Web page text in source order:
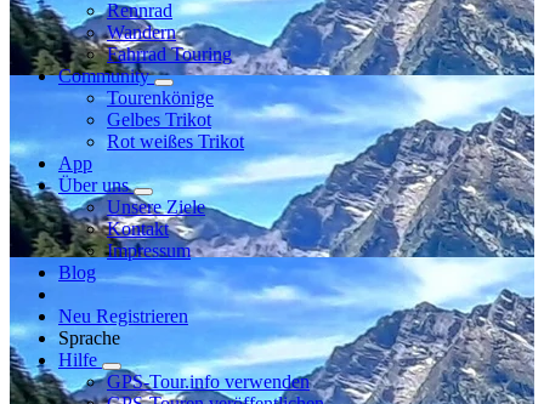
Rennrad
Wandern
Fahrrad Touring
Community
Tourenkönige
Gelbes Trikot
Rot weißes Trikot
App
Über uns
Unsere Ziele
Kontakt
Impressum
Blog
Neu Registrieren
Sprache
Hilfe
GPS-Tour.info verwenden